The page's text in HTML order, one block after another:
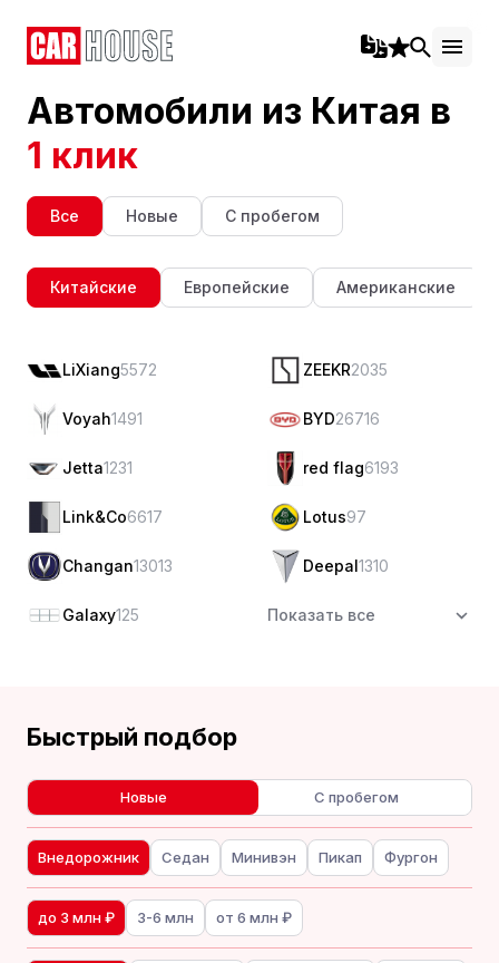
Автомобили из Китая в
1 клик
Все Новые С пробегом
Китайские Европейские Американские
LiXiang5572 ZEEKR2035
Voyah1491 BYD26716
Jetta1231 red flag6193
Link&Co6617 Lotus97
Changan13013 Deepal1310
Galaxy125 Показать все
Быстрый подбор
Новые С пробегом
Внедорожник Седан Минивэн Пикап Фургон
до 3 млн ₽ 3-6 млн от 6 млн ₽